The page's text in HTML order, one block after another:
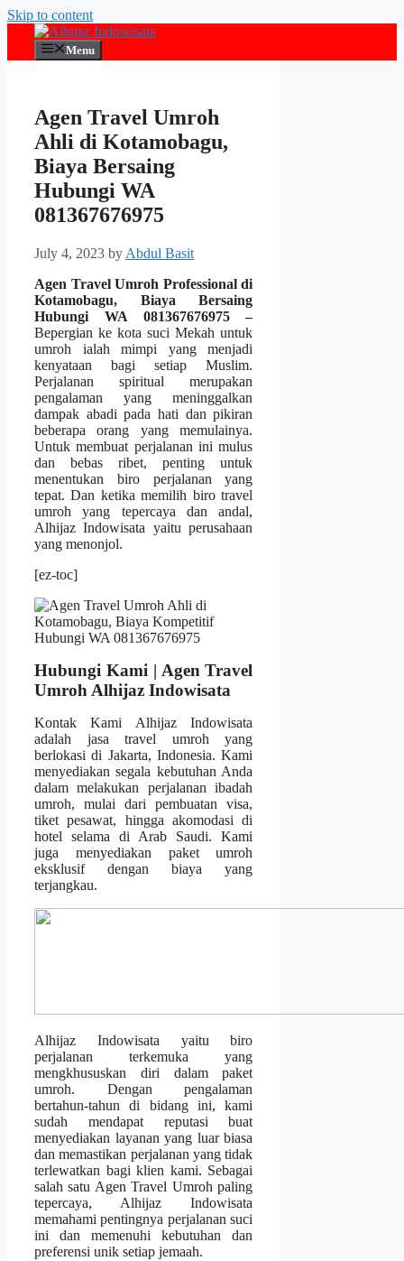
Skip to content
Menu
Agen Travel Umroh
Ahli di Kotamobagu,
Biaya Bersaing
Hubungi WA
081367676975
July 4, 2023 by Abdul Basit
Agen Travel Umroh Professional di
Kotamobagu, Biaya Bersaing
Hubungi WA 081367676975 –
Bepergian ke kota suci Mekah untuk
umroh ialah mimpi yang menjadi
kenyataan bagi setiap Muslim.
Perjalanan spiritual merupakan
pengalaman yang meninggalkan
dampak abadi pada hati dan pikiran
beberapa orang yang memulainya.
Untuk membuat perjalanan ini mulus
dan bebas ribet, penting untuk
menentukan biro perjalanan yang
tepat. Dan ketika memilih biro travel
umroh yang tepercaya dan andal,
Alhijaz Indowisata yaitu perusahaan
yang menonjol.
[ez-toc]
Hubungi Kami | Agen Travel
Umroh Alhijaz Indowisata
Kontak Kami Alhijaz Indowisata
adalah jasa travel umroh yang
berlokasi di Jakarta, Indonesia. Kami
menyediakan segala kebutuhan Anda
dalam melakukan perjalanan ibadah
umroh, mulai dari pembuatan visa,
tiket pesawat, hingga akomodasi di
hotel selama di Arab Saudi. Kami
juga menyediakan paket umroh
eksklusif dengan biaya yang
terjangkau.
Alhijaz Indowisata yaitu biro
perjalanan terkemuka yang
mengkhususkan diri dalam paket
umroh. Dengan pengalaman
bertahun-tahun di bidang ini, kami
sudah mendapat reputasi buat
menyediakan layanan yang luar biasa
dan memastikan perjalanan yang tidak
terlewatkan bagi klien kami. Sebagai
salah satu Agen Travel Umroh paling
tepercaya, Alhijaz Indowisata
memahami pentingnya perjalanan suci
ini dan memenuhi kebutuhan dan
preferensi unik setiap jemaah.